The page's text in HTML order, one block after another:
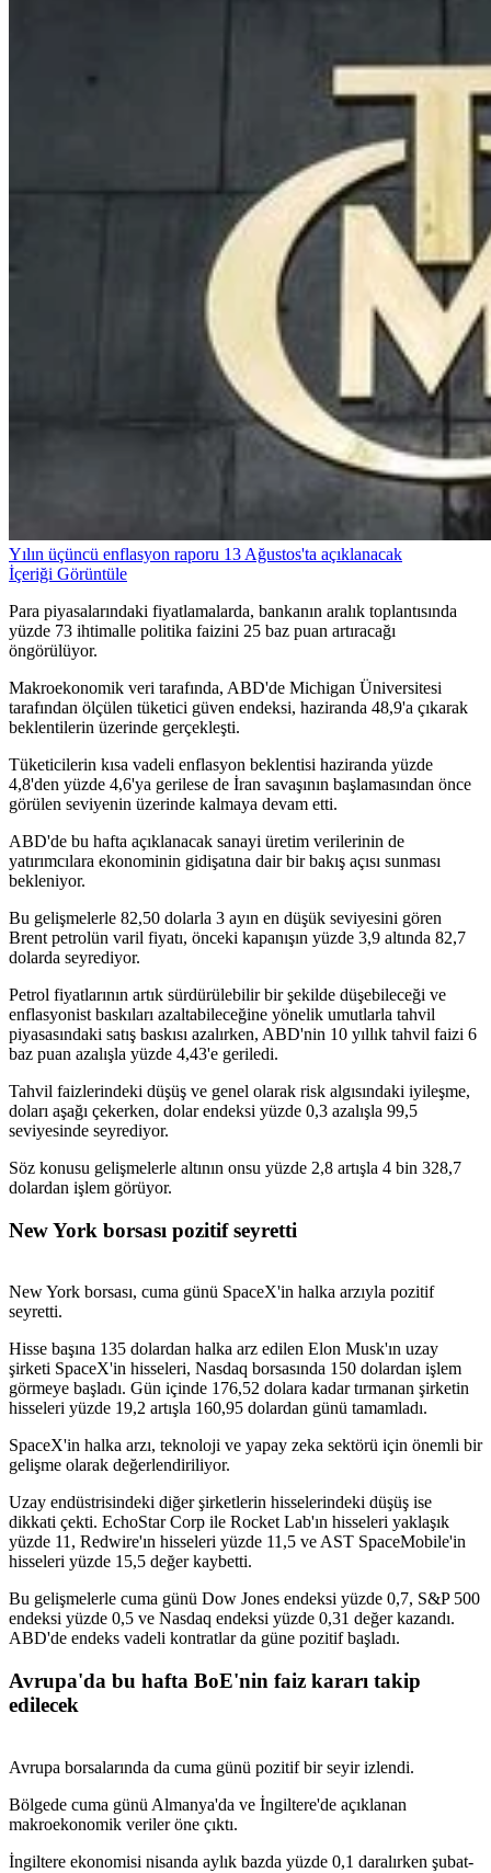
Yılın üçüncü enflasyon raporu 13 Ağustos'ta açıklanacak
İçeriği Görüntüle
Para piyasalarındaki fiyatlamalarda, bankanın aralık toplantısında
yüzde 73 ihtimalle politika faizini 25 baz puan artıracağı
öngörülüyor.
Makroekonomik veri tarafında, ABD'de Michigan Üniversitesi
tarafından ölçülen tüketici güven endeksi, haziranda 48,9'a çıkarak
beklentilerin üzerinde gerçekleşti.
Tüketicilerin kısa vadeli enflasyon beklentisi haziranda yüzde
4,8'den yüzde 4,6'ya gerilese de İran savaşının başlamasından önce
görülen seviyenin üzerinde kalmaya devam etti.
ABD'de bu hafta açıklanacak sanayi üretim verilerinin de
yatırımcılara ekonominin gidişatına dair bir bakış açısı sunması
bekleniyor.
Bu gelişmelerle 82,50 dolarla 3 ayın en düşük seviyesini gören
Brent petrolün varil fiyatı, önceki kapanışın yüzde 3,9 altında 82,7
dolarda seyrediyor.
Petrol fiyatlarının artık sürdürülebilir bir şekilde düşebileceği ve
enflasyonist baskıları azaltabileceğine yönelik umutlarla tahvil
piyasasındaki satış baskısı azalırken, ABD'nin 10 yıllık tahvil faizi 6
baz puan azalışla yüzde 4,43'e geriledi.
Tahvil faizlerindeki düşüş ve genel olarak risk algısındaki iyileşme,
doları aşağı çekerken, dolar endeksi yüzde 0,3 azalışla 99,5
seviyesinde seyrediyor.
Söz konusu gelişmelerle altının onsu yüzde 2,8 artışla 4 bin 328,7
dolardan işlem görüyor.
New York borsası pozitif seyretti
New York borsası, cuma günü SpaceX'in halka arzıyla pozitif
seyretti.
Hisse başına 135 dolardan halka arz edilen Elon Musk'ın uzay
şirketi SpaceX'in hisseleri, Nasdaq borsasında 150 dolardan işlem
görmeye başladı. Gün içinde 176,52 dolara kadar tırmanan şirketin
hisseleri yüzde 19,2 artışla 160,95 dolardan günü tamamladı.
SpaceX'in halka arzı, teknoloji ve yapay zeka sektörü için önemli bir
gelişme olarak değerlendiriliyor.
Uzay endüstrisindeki diğer şirketlerin hisselerindeki düşüş ise
dikkati çekti. EchoStar Corp ile Rocket Lab'ın hisseleri yaklaşık
yüzde 11, Redwire'ın hisseleri yüzde 11,5 ve AST SpaceMobile'in
hisseleri yüzde 15,5 değer kaybetti.
Bu gelişmelerle cuma günü Dow Jones endeksi yüzde 0,7, S&P 500
endeksi yüzde 0,5 ve Nasdaq endeksi yüzde 0,31 değer kazandı.
ABD'de endeks vadeli kontratlar da güne pozitif başladı.
Avrupa'da bu hafta BoE'nin faiz kararı takip
edilecek
Avrupa borsalarında da cuma günü pozitif bir seyir izlendi.
Bölgede cuma günü Almanya'da ve İngiltere'de açıklanan
makroekonomik veriler öne çıktı.
İngiltere ekonomisi nisanda aylık bazda yüzde 0,1 daralırken şubat-